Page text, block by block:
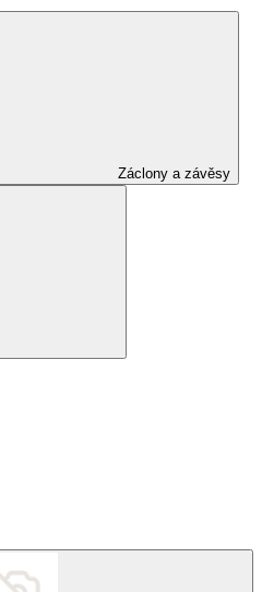
Záclony a závěsy